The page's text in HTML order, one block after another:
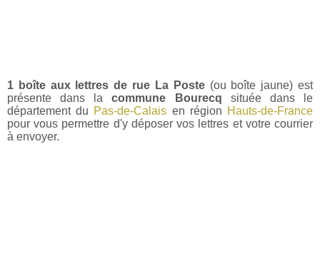
1 boîte aux lettres de rue La Poste(ou boîte jaune) est
présente dans lacommune Bourecq située dans le
département du Pas-de-Calais en région Hauts-de-France
pour vous permettre d'y déposer vos lettres et votre courrier
à envoyer.